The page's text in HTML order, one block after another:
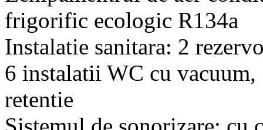
frigorific ecologic R134a
Instalatie sanitara: 2
6 instalatii WC cu vacuum,
retentie